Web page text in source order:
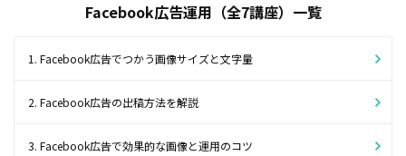
Facebook広告運用（全7講座）一覧
1. Facebook広告でつかう画像サイズと文字量
2. Facebook広告の出稿方法を解説
3. Facebook広告で効果的な画像と運用のコツ